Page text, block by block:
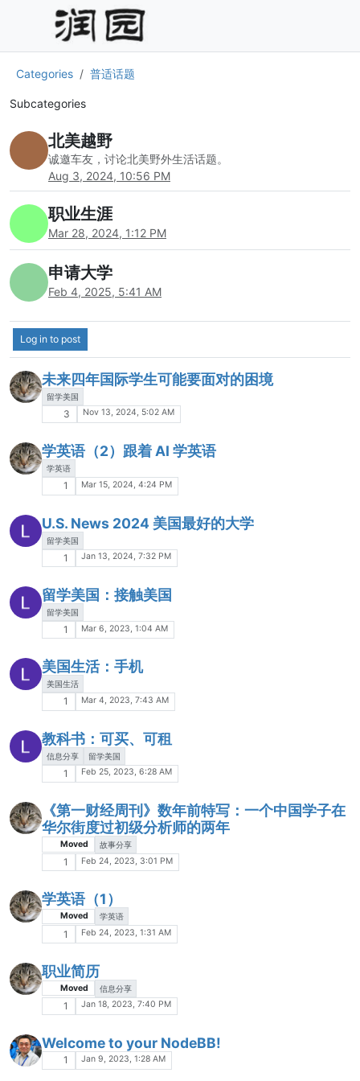
Categories 普适话题
Subcategories
北美越野
诚邀车友，讨论北美野外生活话题。
Aug 3, 2024, 10:56 PM
职业生涯
Mar 28, 2024, 1:12 PM
申请大学
Feb 4, 2025, 5:41 AM
Log in to post
未来四年国际学生可能要面对的困境
留学美国
3 Nov 13, 2024, 5:02 AM
学英语（2）跟着 AI 学英语
学英语
1 Mar 15, 2024, 4:24 PM
U.S. News 2024 美国最好的大学
留学美国
1 Jan 13, 2024, 7:32 PM
留学美国：接触美国
留学美国
1 Mar 6, 2023, 1:04 AM
美国生活：手机
美国生活
1 Mar 4, 2023, 7:43 AM
教科书：可买、可租
信息分享 留学美国
1 Feb 25, 2023, 6:28 AM
《第一财经周刊》数年前特写：一个中国学子在
华尔街度过初级分析师的两年
Moved 故事分享
1 Feb 24, 2023, 3:01 PM
学英语（1）
Moved 学英语
1 Feb 24, 2023, 1:31 AM
职业简历
Moved 信息分享
1 Jan 18, 2023, 7:40 PM
Welcome to your NodeBB!
1 Jan 9, 2023, 1:28 AM